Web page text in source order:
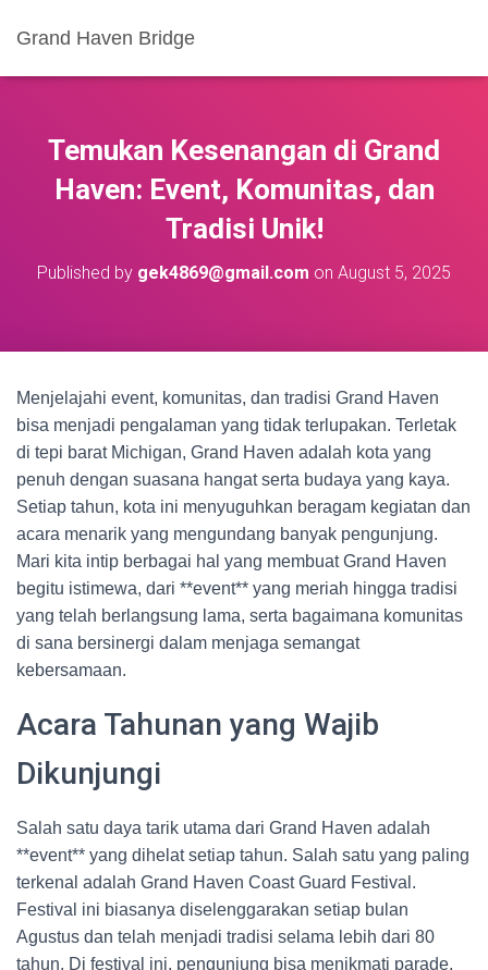
Grand Haven Bridge
Temukan Kesenangan di Grand
Haven: Event, Komunitas, dan
Tradisi Unik!
Published by gek4869@gmail.com on August 5, 2025
Menjelajahi event, komunitas, dan tradisi Grand Haven
bisa menjadi pengalaman yang tidak terlupakan. Terletak
di tepi barat Michigan, Grand Haven adalah kota yang
penuh dengan suasana hangat serta budaya yang kaya.
Setiap tahun, kota ini menyuguhkan beragam kegiatan dan
acara menarik yang mengundang banyak pengunjung.
Mari kita intip berbagai hal yang membuat Grand Haven
begitu istimewa, dari **event** yang meriah hingga tradisi
yang telah berlangsung lama, serta bagaimana komunitas
di sana bersinergi dalam menjaga semangat
kebersamaan.
Acara Tahunan yang Wajib
Dikunjungi
Salah satu daya tarik utama dari Grand Haven adalah
**event** yang dihelat setiap tahun. Salah satu yang paling
terkenal adalah Grand Haven Coast Guard Festival.
Festival ini biasanya diselenggarakan setiap bulan
Agustus dan telah menjadi tradisi selama lebih dari 80
tahun. Di festival ini, pengunjung bisa menikmati parade,